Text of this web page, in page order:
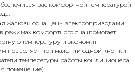
вас комфортной температурой
жалюзи оснащены электроприводами.
режимах комфортного сна (помогает
температуру и экономит
позволяет при нажатии одной кнопки
температуры работы кондиционера,
помещение).